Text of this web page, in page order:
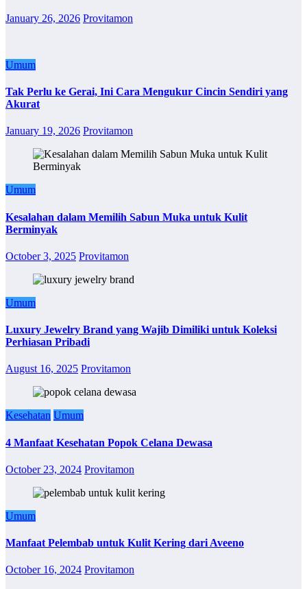
January 26, 2026 Provitamon
Umum
Tak Perlu ke Gerai, Ini Cara Mengukur Cincin Sendiri yang
Akurat
January 19, 2026 Provitamon
Umum
Kesalahan dalam Memilih Sabun Muka untuk Kulit
Berminyak
October 3, 2025 Provitamon
Umum
Luxury Jewelry Brand yang Wajib Dimiliki untuk Koleksi
Perhiasan Pribadi
August 16, 2025 Provitamon
Kesehatan Umum
4 Manfaat Kesehatan Popok Celana Dewasa
October 23, 2024 Provitamon
Umum
Manfaat Pelembab untuk Kulit Kering dari Aveeno
October 16, 2024 Provitamon